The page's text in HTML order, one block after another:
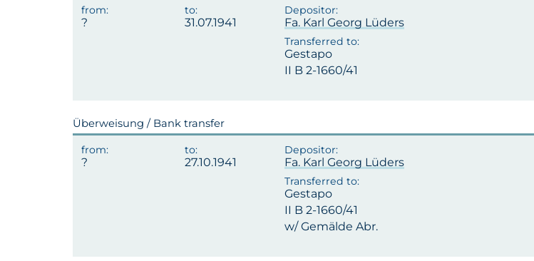
31.07.1941 Fa. Karl Georg Lüders
Gestapo
II B 2-1660/41
Überweisung / Bank transfer
27.10.1941 Fa. Karl Georg Lüders
Gestapo
II B 2-1660/41
w/ Gemälde Abr.